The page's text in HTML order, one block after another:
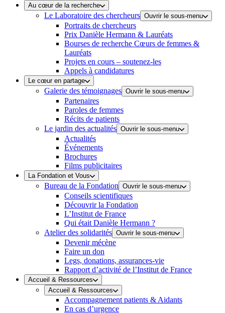
Au cœur de la recherche
Le Laboratoire des chercheurs Ouvrir le sous-menu
Portraits de chercheurs
Prix Danièle Hermann & Lauréats
Bourses de recherche Cœurs de femmes &
Lauréats
Projets en cours – soutenez-les
Appels à candidatures
Le cœur en partage
Galerie des témoignages Ouvrir le sous-menu
Partenaires
Paroles de femmes
Récits de patients
Le jardin des actualités Ouvrir le sous-menu
Actualités
Événements
Brochures
Films publicitaires
La Fondation et Vous
Bureau de la Fondation Ouvrir le sous-menu
Conseils scientifiques
Découvrir la Fondation
L’Institut de France
Qui était Danièle Hermann ?
Atelier des solidarités Ouvrir le sous-menu
Devenir mécène
Faire un don
Legs, donations, assurances-vie
Rapport d’activité de l’Institut de France
Accueil & Ressources
Accueil & Ressources
Accompagnement patients & Aidants
En cas d’urgence